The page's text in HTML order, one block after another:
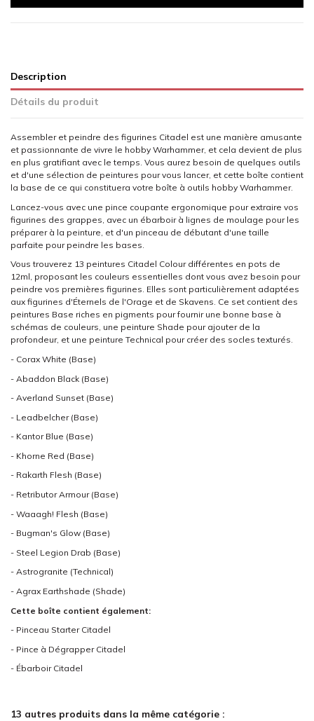
Description
Détails du produit
Assembler et peindre des figurines Citadel est une manière amusante
et passionnante de vivre le hobby Warhammer, et cela devient de plus
en plus gratifiant avec le temps. Vous aurez besoin de quelques outils
et d'une sélection de peintures pour vous lancer, et cette boîte contient
la base de ce qui constituera votre boîte à outils hobby Warhammer.
Lancez-vous avec une pince coupante ergonomique pour extraire vos
figurines des grappes, avec un ébarboir à lignes de moulage pour les
préparer à la peinture, et d'un pinceau de débutant d'une taille
parfaite pour peindre les bases.
Vous trouverez 13 peintures Citadel Colour différentes en pots de
12ml, proposant les couleurs essentielles dont vous avez besoin pour
peindre vos premières figurines. Elles sont particulièrement adaptées
aux figurines d'Éternels de l'Orage et de Skavens. Ce set contient des
peintures Base riches en pigments pour fournir une bonne base à
schémas de couleurs, une peinture Shade pour ajouter de la
profondeur, et une peinture Technical pour créer des socles texturés.
- Corax White (Base)
- Abaddon Black (Base)
- Averland Sunset (Base)
- Leadbelcher (Base)
- Kantor Blue (Base)
- Khorne Red (Base)
- Rakarth Flesh (Base)
- Retributor Armour (Base)
- Waaagh! Flesh (Base)
- Bugman's Glow (Base)
- Steel Legion Drab (Base)
- Astrogranite (Technical)
- Agrax Earthshade (Shade)
Cette boîte contient également:
- Pinceau Starter Citadel
- Pince à Dégrapper Citadel
- Ébarboir Citadel
13 autres produits dans la même catégorie :